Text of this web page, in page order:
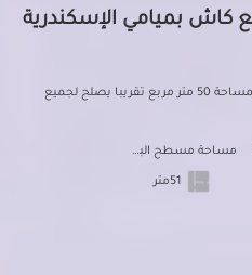
محل للبيع فى ش 11 شمال من ش 45 بمساحة 50 متر مربع تقريبا يصلح لجميع
مساحة مسطح البناء